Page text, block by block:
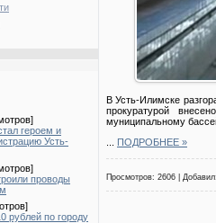
героем и
Усть-
проводы
рублей по городу
В Усть-Илимске
прокуратурой
муниципальному
ПОДРОБНЕЕ »
Просмотров: 2606 | Добавил: